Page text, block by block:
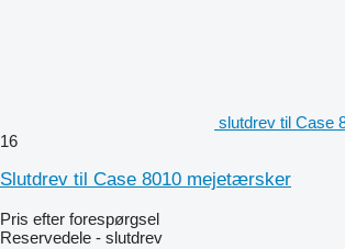
slutdrev til Case
16
Slutdrev til Case 8010 mejetærsker
Pris efter forespørgsel
Reservedele - slutdrev